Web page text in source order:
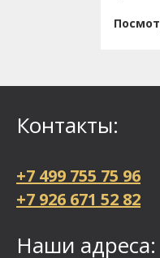
Контакты:
+7 499 755 75 96
+7 926 671 52 82
Наши адреса: